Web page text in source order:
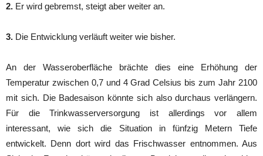
2. Er wird gebremst, steigt aber weiter an.
3. Die Entwicklung verläuft weiter wie bisher.
An der Wasseroberfläche brächte dies eine Erhöhung der
Temperatur zwischen 0,7 und 4 Grad Celsius bis zum Jahr 2100
mit sich. Die Badesaison könnte sich also durchaus verlängern.
Für die Trinkwasserversorgung ist allerdings vor allem
interessant, wie sich die Situation in fünfzig Metern Tiefe
entwickelt. Denn dort wird das Frischwasser entnommen. Aus